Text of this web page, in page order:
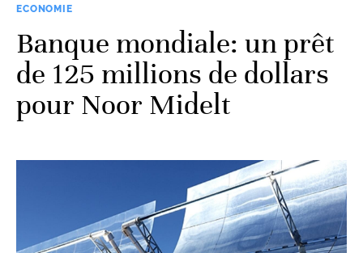
ECONOMIE
Banque mondiale: un prêt
de 125 millions de dollars
pour Noor Midelt